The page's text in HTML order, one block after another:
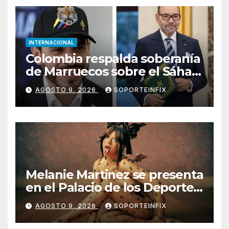
INTERNACIONAL
Colombia respalda soberanía
de Marruecos sobre el Sáhara
y busca TLC
AGOSTO 9, 2026 SOPORTEINFIX
Melanie Martinez se presenta
en el Palacio de los Deportes
con ‘Hades: The Sacrifice
Tour’
AGOSTO 9, 2026 SOPORTEINFIX